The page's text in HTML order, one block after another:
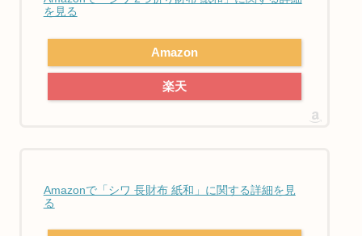
を見る
Amazon
楽天
Amazonで「シワ 長財布 紙和」に関する詳細を見
る